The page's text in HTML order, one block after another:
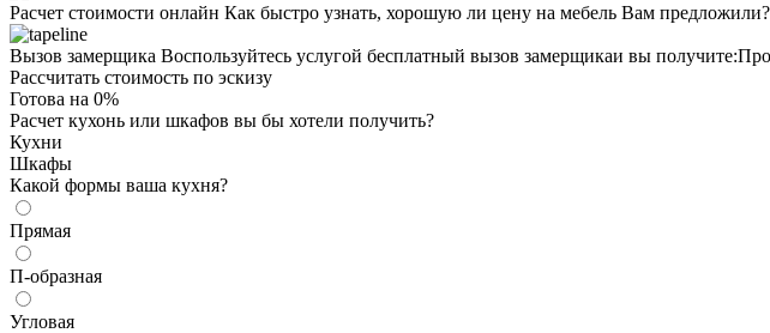
Расчет стоимости онлайн Как быстро узнать, хорошую ли цену на мебель Вам
Вызов замерщика Воспользуйтесь услугой бесплатный вызов замерщикаи вы
Рассчитать стоимость по эскизу
Готова на 0%
Расчет кухонь или шкафов вы бы хотели получить?
Кухни
Шкафы
Какой формы ваша кухня?
Прямая
П-образная
Угловая